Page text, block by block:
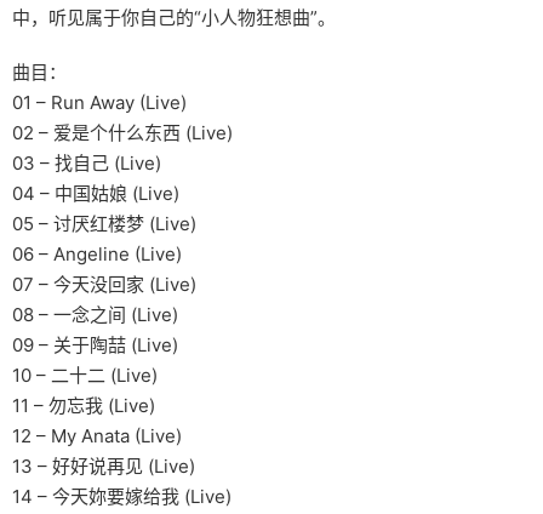
中，听见属于你自己的“小人物狂想曲”。
曲目：
01 – Run Away (Live)
02 – 爱是个什么东西 (Live)
03 – 找自己 (Live)
04 – 中国姑娘 (Live)
05 – 讨厌红楼梦 (Live)
06 – Angeline (Live)
07 – 今天没回家 (Live)
08 – 一念之间 (Live)
09 – 关于陶喆 (Live)
10 – 二十二 (Live)
11 – 勿忘我 (Live)
12 – My Anata (Live)
13 – 好好说再见 (Live)
14 – 今天妳要嫁给我 (Live)